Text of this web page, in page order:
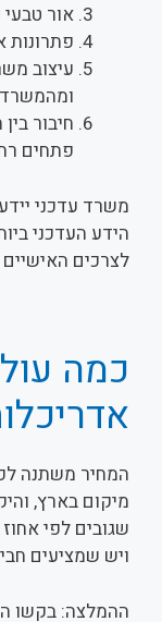
אור
פתרונות
עיצוב
חיבור
פתחים
משרד עדכני
הידע העדכני
לצרכים
כמה
המחיר משתנה
מיקום בארץ,
שגובים לפי
ויש שמציעים
ההמלצה: בקשו